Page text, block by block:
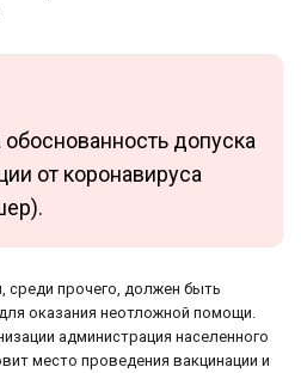
обоснованность допуска
от коронавируса
среди прочего, должен быть
оказания неотложной помощи.
администрация населенного
место проведения вакцинации и